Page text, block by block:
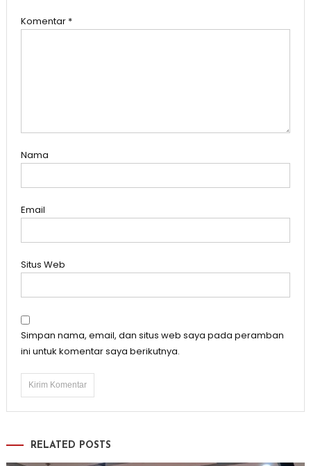
Komentar *
Nama
Email
Situs Web
Simpan nama, email, dan situs web saya pada peramban
ini untuk komentar saya berikutnya.
RELATED POSTS